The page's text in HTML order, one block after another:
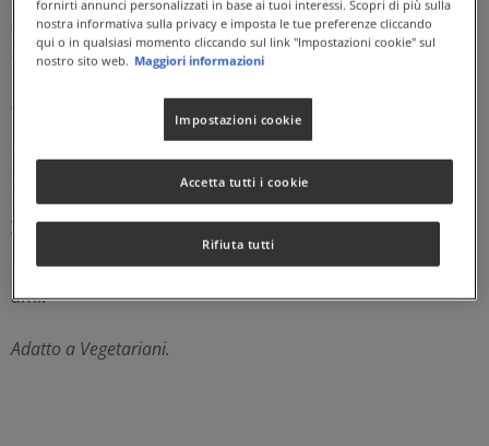
(
Zingiber officinaleRosc.) e frutti diAnice(Pimpinella
anisumL.) che favoriscono lafunzione digestivae
eliminazione dei gas.
presenta altresì azione
sistema digerente
supportare ilrilassamentoe ilbenessere mentale. Lo
Zenzeropresenta ancheazione antinausea.
Sostieni il tuo organismo nella digestione dei cibi che
ami!
Adatto a Vegetariani.
fornirti annunci personalizzati in base ai tuoi interessi. Scopri di più sulla
nostra informativa sulla privacy e imposta le tue preferenze cliccando
qui o in qualsiasi momento cliccando sul link "Impostazioni cookie" sul
nostro sito web. Maggiori informazioni
Impostazioni cookie
Rifiuta tutti
Accetta tutti i cookie